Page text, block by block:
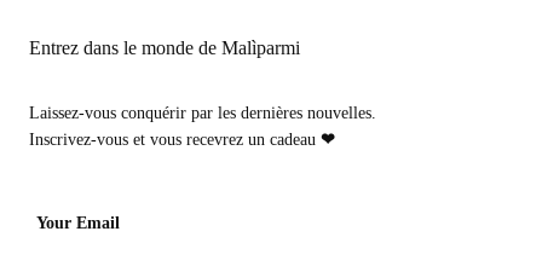
Entrez dans le monde de Malìparmi
Laissez-vous conquérir par les dernières nouvelles.
Inscrivez-vous et vous recevrez un cadeau ❤
Your Email